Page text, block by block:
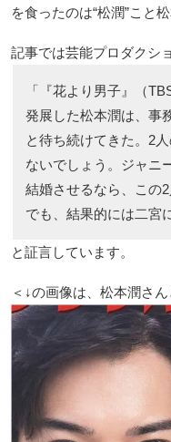
を食ったのは“松潤”こと
記事では芸能プロダクシ
「『花より男子』（
発展した松本潤は、事
と待ち続けてきた。2
ないでしょう。ジャニ
結婚させるなら、この
でも、結果的には二宮
と証言しています。
＜↓の画像は、松本潤さ